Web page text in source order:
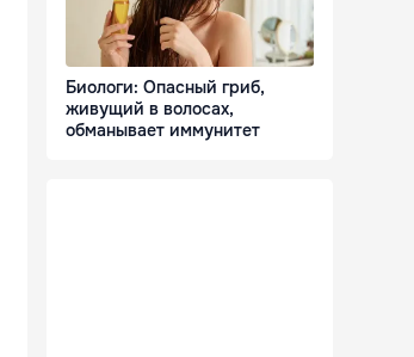
Биологи: Опасный гриб,
живущий в волосах,
обманывает иммунитет